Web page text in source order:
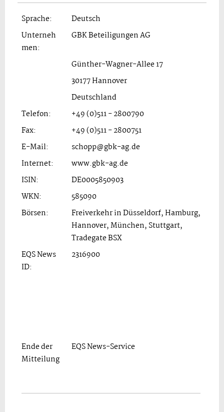
Sprache:
Deutsch
Unterneh
men:
GBK Beteiligungen AG
Günther-Wagner-Allee 17
30177 Hannover
Deutschland
Telefon:
+49 (0)511 - 2800790
Fax:
+49 (0)511 - 2800751
E-Mail:
schopp@gbk-ag.de
Internet:
www.gbk-ag.de
ISIN:
DE0005850903
WKN:
585090
Börsen:
Freiverkehr in Düsseldorf, Hamburg,
Hannover, München, Stuttgart,
Tradegate BSX
EQS News
ID:
2316900
Ende der
Mitteilung
EQS News-Service